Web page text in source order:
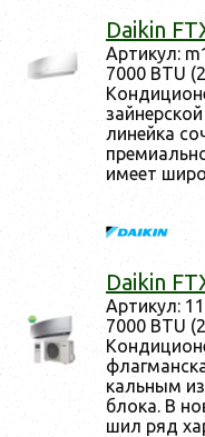
Daikin
Ар­ти­кул:
7000 BTU
ли­ней­ка
име­ет
Daikin
Ар­ти­кул:
7000 BTU
каль­ным
бло­ка. В
шил ряд